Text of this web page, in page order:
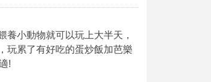
小動物就可以玩上大半天，
玩累了有好吃的蛋炒飯加芭樂
!